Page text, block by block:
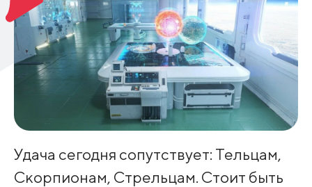
Удача сегодня сопутствует: Тельцам,
Скорпионам, Стрельцам. Стоит быть